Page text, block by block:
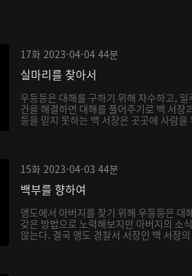
17화 2023-04-04 44분
실마리를 찾아서
우등등은 대해를 구하기 위해 자수하고,
건을 해결하면 대해를 풀어주기로 백 서장
등을 믿지 못하는 백 서장은 곳곳에 사람을
15화 2023-04-03 44분
백부를 향하여
앵도에서 아버지를 찾기 위해 우등등은 대
갖은 방법으로 노력해보지만 아버지의 소
않는다. 결국 앵도 경찰서 서장인 백 서장